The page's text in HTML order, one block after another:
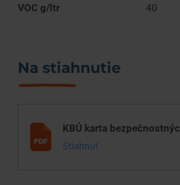
VOC g/ltr
40
Na stiahnutie
KBÚ karta
Stiahnuť